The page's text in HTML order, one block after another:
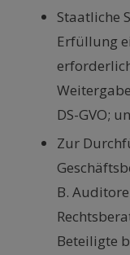
Staatliche
Erfüllung
DS-GVO;
Zur
B.
Beteiligte